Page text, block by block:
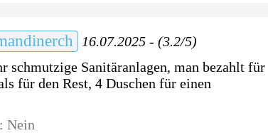
16.07.2025 - (3.2/5)
schmutzige Sanitäranlagen, man bezahlt für
für den Rest, 4 Duschen für einen
Nein